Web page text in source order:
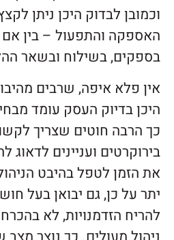
וכמובן לבדוק היכן ניתן
האספקה והתפעול – בין
בספקים, בשילוח ובשאר
אין פלא איפה, שרבים
היכן בדיוק העסק עומד
כך הרבה חוטים שצריך
בירוקרטים ועניינים
את הזמן לטפל בהיבט
יתר על כן, גם יבואן בעל
להריח הזדמנויות, לא